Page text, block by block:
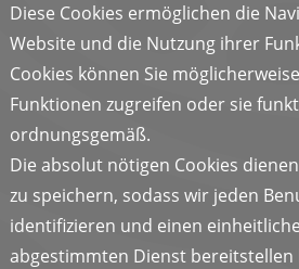
Diese Cookies ermöglichen die
Website und die Nutzung ihrer
Cookies können Sie
Funktionen zugreifen oder sie
ordnungsgemäß.
Die absolut nötigen Cookies
zu speichern, sodass wir jeden
identifizieren und einen
abgestimmten Dienst bereitstellen